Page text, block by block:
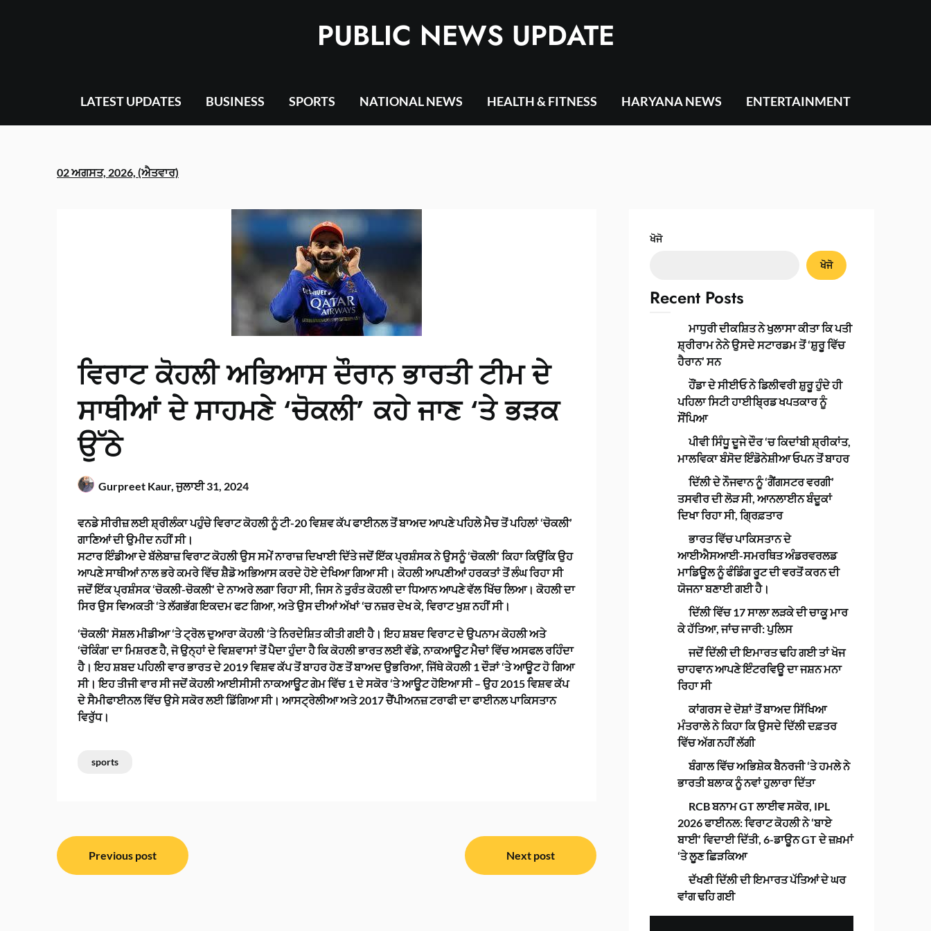
PUBLIC NEWS UPDATE
LATEST UPDATES BUSINESS SPORTS NATIONAL NEWS HEALTH & FITNESS HARYANA NEWS ENTERTAINMENT
02 ਅਗਸਤ, 2026, (ਐਤਵਾਰ)
ਵਿਰਾਟ ਕੋਹਲੀ ਅਭਿਆਸ ਦੌਰਾਨ ਭਾਰਤੀ ਟੀਮ ਦੇ
ਸਾਥੀਆਂ ਦੇ ਸਾਹਮਣੇ ‘ਚੋਕਲੀ’ ਕਹੇ ਜਾਣ ‘ਤੇ ਭੜਕ
ਉੱਠੇ
Gurpreet Kaur,ਜੁਲਾਈ 31, 2024
ਵਨਡੇ ਸੀਰੀਜ਼ ਲਈ ਸ਼੍ਰੀਲੰਕਾ ਪਹੁੰਚੇ ਵਿਰਾਟ ਕੋਹਲੀ ਨੂੰ ਟੀ-20 ਵਿਸ਼ਵ ਕੱਪ ਫਾਈਨਲ ਤੋਂ ਬਾਅਦ ਆਪਣੇ ਪਹਿਲੇ ਮੈਚ ਤੋਂ ਪਹਿਲਾਂ ‘ਚੋਕਲੀ’
ਗਾਣਿਆਂ ਦੀ ਉਮੀਦ ਨਹੀਂ ਸੀ।
ਸਟਾਰ ਇੰਡੀਆ ਦੇ ਬੱਲੇਬਾਜ਼ ਵਿਰਾਟ ਕੋਹਲੀ ਉਸ ਸਮੇਂ ਨਾਰਾਜ਼ ਦਿਖਾਈ ਦਿੱਤੇ ਜਦੋਂ ਇੱਕ ਪ੍ਰਸ਼ੰਸਕ ਨੇ ਉਸਨੂੰ ‘ਚੋਕਲੀ’ ਕਿਹਾ ਕਿਉਂਕਿ ਉਹ
ਆਪਣੇ ਸਾਥੀਆਂ ਨਾਲ ਭਰੇ ਕਮਰੇ ਵਿੱਚ ਸ਼ੈਡੋ ਅਭਿਆਸ ਕਰਦੇ ਹੋਏ ਦੇਖਿਆ ਗਿਆ ਸੀ। ਕੋਹਲੀ ਆਪਣੀਆਂ ਹਰਕਤਾਂ ਤੋਂ ਲੰਘ ਰਿਹਾ ਸੀ
ਜਦੋਂ ਇੱਕ ਪ੍ਰਸ਼ੰਸਕ ‘ਚੋਕਲੀ-ਚੋਕਲੀ’ ਦੇ ਨਾਅਰੇ ਲਗਾ ਰਿਹਾ ਸੀ, ਜਿਸ ਨੇ ਤੁਰੰਤ ਕੋਹਲੀ ਦਾ ਧਿਆਨ ਆਪਣੇ ਵੱਲ ਖਿੱਚ ਲਿਆ। ਕੋਹਲੀ ਦਾ
ਸਿਰ ਉਸ ਵਿਅਕਤੀ ‘ਤੇ ਲੱਗਭੱਗ ਇਕਦਮ ਫਟ ਗਿਆ, ਅਤੇ ਉਸ ਦੀਆਂ ਅੱਖਾਂ ‘ਚ ਨਜ਼ਰ ਦੇਖ ਕੇ, ਵਿਰਾਟ ਖੁਸ਼ ਨਹੀਂ ਸੀ।
‘ਚੋਕਲੀ’ ਸੋਸ਼ਲ ਮੀਡੀਆ ‘ਤੇ ਟ੍ਰੋਲ ਦੁਆਰਾ ਕੋਹਲੀ ‘ਤੇ ਨਿਰਦੇਸ਼ਿਤ ਕੀਤੀ ਗਈ ਹੈ। ਇਹ ਸ਼ਬਦ ਵਿਰਾਟ ਦੇ ਉਪਨਾਮ ਕੋਹਲੀ ਅਤੇ
‘ਚੋਕਿੰਗ’ ਦਾ ਮਿਸ਼ਰਣ ਹੈ, ਜੋ ਉਨ੍ਹਾਂ ਦੇ ਵਿਸ਼ਵਾਸਾਂ ਤੋਂ ਪੈਦਾ ਹੁੰਦਾ ਹੈ ਕਿ ਕੋਹਲੀ ਭਾਰਤ ਲਈ ਵੱਡੇ, ਨਾਕਆਊਟ ਮੈਚਾਂ ਵਿੱਚ ਅਸਫਲ ਰਹਿੰਦਾ
ਹੈ। ਇਹ ਸ਼ਬਦ ਪਹਿਲੀ ਵਾਰ ਭਾਰਤ ਦੇ 2019 ਵਿਸ਼ਵ ਕੱਪ ਤੋਂ ਬਾਹਰ ਹੋਣ ਤੋਂ ਬਾਅਦ ਉਭਰਿਆ, ਜਿੱਥੇ ਕੋਹਲੀ 1 ਦੌੜਾਂ ‘ਤੇ ਆਊਟ ਹੋ ਗਿਆ
ਸੀ। ਇਹ ਤੀਜੀ ਵਾਰ ਸੀ ਜਦੋਂ ਕੋਹਲੀ ਆਈਸੀਸੀ ਨਾਕਆਊਟ ਗੇਮ ਵਿੱਚ 1 ਦੇ ਸਕੋਰ ‘ਤੇ ਆਊਟ ਹੋਇਆ ਸੀ – ਉਹ 2015 ਵਿਸ਼ਵ ਕੱਪ
ਦੇ ਸੈਮੀਫਾਈਨਲ ਵਿੱਚ ਉਸੇ ਸਕੋਰ ਲਈ ਡਿੱਗਿਆ ਸੀ। ਆਸਟ੍ਰੇਲੀਆ ਅਤੇ 2017 ਚੈਂਪੀਅਨਜ਼ ਟਰਾਫੀ ਦਾ ਫਾਈਨਲ ਪਾਕਿਸਤਾਨ
ਵਿਰੁੱਧ।
sports
ਸੰਪਾਦਨਾ
ਨੈਵੀਗੇਸ਼ਨ
Previous post Next post
ਖੋਜੋ
ਖੋਜੋ
Recent Posts
ਮਾਧੁਰੀ ਦੀਕਸ਼ਿਤ ਨੇ ਖੁਲਾਸਾ ਕੀਤਾ ਕਿ ਪਤੀ
ਸ਼੍ਰੀਰਾਮ ਨੇਨੇ ਉਸਦੇ ਸਟਾਰਡਮ ਤੋਂ ‘ਸ਼ੁਰੂ ਵਿੱਚ
ਹੈਰਾਨ’ ਸਨ
ਹੌਂਡਾ ਦੇ ਸੀਈਓ ਨੇ ਡਿਲੀਵਰੀ ਸ਼ੁਰੂ ਹੁੰਦੇ ਹੀ
ਪਹਿਲਾ ਸਿਟੀ ਹਾਈਬ੍ਰਿਡ ਖਪਤਕਾਰ ਨੂੰ
ਸੌਂਪਿਆ
ਪੀਵੀ ਸਿੰਧੂ ਦੂਜੇ ਦੌਰ ‘ਚ ਕਿਦਾਂਬੀ ਸ਼੍ਰੀਕਾਂਤ,
ਮਾਲਵਿਕਾ ਬੰਸੋਦ ਇੰਡੋਨੇਸ਼ੀਆ ਓਪਨ ਤੋਂ ਬਾਹਰ
ਦਿੱਲੀ ਦੇ ਨੌਜਵਾਨ ਨੂੰ ‘ਗੈਂਗਸਟਰ ਵਰਗੀ’
ਤਸਵੀਰ ਦੀ ਲੋੜ ਸੀ, ਆਨਲਾਈਨ ਬੰਦੂਕਾਂ
ਦਿਖਾ ਰਿਹਾ ਸੀ, ਗ੍ਰਿਫ਼ਤਾਰ
ਭਾਰਤ ਵਿੱਚ ਪਾਕਿਸਤਾਨ ਦੇ
ਆਈਐਸਆਈ-ਸਮਰਥਿਤ ਅੰਡਰਵਰਲਡ
ਮਾਡਿਊਲ ਨੂੰ ਫੰਡਿੰਗ ਰੂਟ ਦੀ ਵਰਤੋਂ ਕਰਨ ਦੀ
ਯੋਜਨਾ ਬਣਾਈ ਗਈ ਹੈ।
ਦਿੱਲੀ ਵਿੱਚ 17 ਸਾਲਾ ਲੜਕੇ ਦੀ ਚਾਕੂ ਮਾਰ
ਕੇ ਹੱਤਿਆ, ਜਾਂਚ ਜਾਰੀ: ਪੁਲਿਸ
ਜਦੋਂ ਦਿੱਲੀ ਦੀ ਇਮਾਰਤ ਢਹਿ ਗਈ ਤਾਂ ਖੋਜ
ਚਾਹਵਾਨ ਆਪਣੇ ਇੰਟਰਵਿਊ ਦਾ ਜਸ਼ਨ ਮਨਾ
ਰਿਹਾ ਸੀ
ਕਾਂਗਰਸ ਦੇ ਦੋਸ਼ਾਂ ਤੋਂ ਬਾਅਦ ਸਿੱਖਿਆ
ਮੰਤਰਾਲੇ ਨੇ ਕਿਹਾ ਕਿ ਉਸਦੇ ਦਿੱਲੀ ਦਫ਼ਤਰ
ਵਿੱਚ ਅੱਗ ਨਹੀਂ ਲੱਗੀ
ਬੰਗਾਲ ਵਿੱਚ ਅਭਿਸ਼ੇਕ ਬੈਨਰਜੀ ‘ਤੇ ਹਮਲੇ ਨੇ
ਭਾਰਤੀ ਬਲਾਕ ਨੂੰ ਨਵਾਂ ਹੁਲਾਰਾ ਦਿੱਤਾ
RCB ਬਨਾਮ GT ਲਾਈਵ ਸਕੋਰ, IPL
2026 ਫਾਈਨਲ: ਵਿਰਾਟ ਕੋਹਲੀ ਨੇ ‘ਬਾਏ
ਬਾਈ’ ਵਿਦਾਈ ਦਿੱਤੀ, 6-ਡਾਊਨ GT ਦੇ ਜ਼ਖ਼ਮਾਂ
‘ਤੇ ਲੂਣ ਛਿੜਕਿਆ
ਦੱਖਣੀ ਦਿੱਲੀ ਦੀ ਇਮਾਰਤ ਪੱਤਿਆਂ ਦੇ ਘਰ
ਵਾਂਗ ਢਹਿ ਗਈ